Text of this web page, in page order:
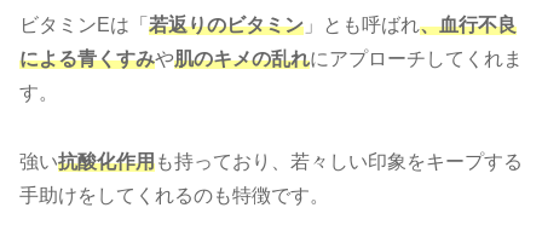
ビタミンEは「 若返りのビタミン 」とも呼ばれ、血行不良
による青くすみや肌のキメの乱れにアプローチしてくれま
す。
強い抗酸化作用も持っており、若々しい印象をキープする
手助けをしてくれるのも特徴です。